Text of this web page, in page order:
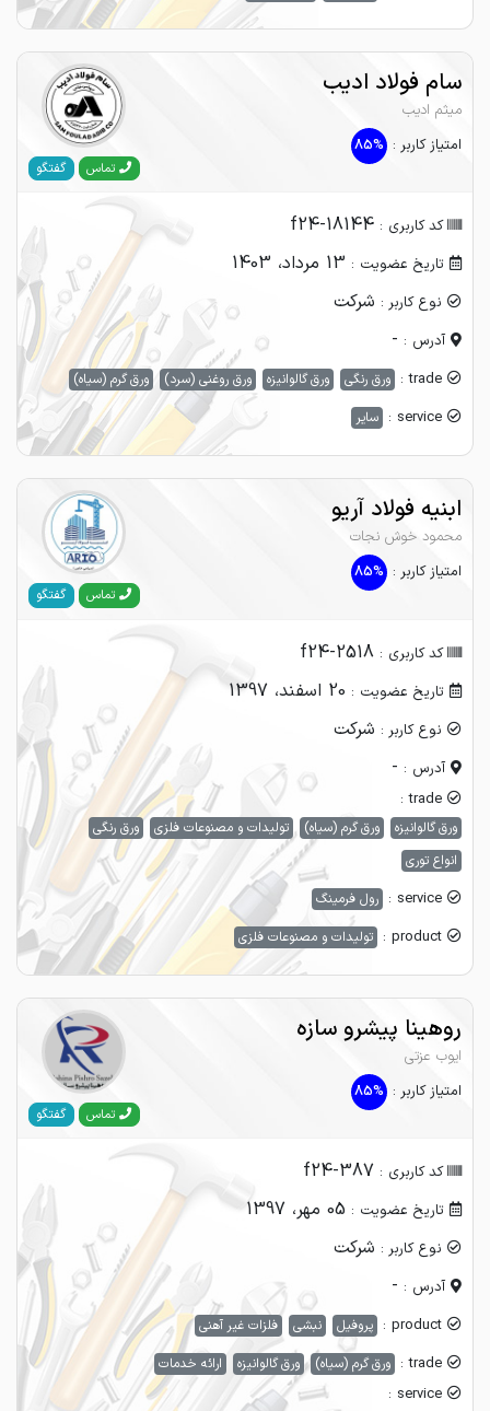
سام فولاد ادیب
میثم ادیب
امتیاز کاربر : 85%
تماس گفتگو
کد کاربری : f24-18144
تاریخ عضویت : 13 مرداد، 1403
نوع کاربر : شرکت
آدرس : -
trade : ورق رنگی ورق گالوانیزه ورق روغنی (سرد) ورق گرم (سیاه)
service : سایر
ابنیه فولاد آریو
محمود خوش نجات
امتیاز کاربر : 85%
تماس گفتگو
کد کاربری : f24-2518
تاریخ عضویت : 20 اسفند، 1397
نوع کاربر : شرکت
آدرس : -
trade :
ورق گالوانیزه ورق گرم (سیاه) تولیدات و مصنوعات فلزی
ورق رنگی
انواع توری
service : رول فرمینگ
product : تولیدات و مصنوعات فلزی
روهینا پیشرو سازه
ایوب عزتی
امتیاز کاربر : 85%
تماس گفتگو
کد کاربری : f24-387
تاریخ عضویت : 05 مهر، 1397
نوع کاربر : شرکت
آدرس : -
product : پروفیل نبشی فلزات غیر آهنی
trade : ورق گرم (سیاه) ورق گالوانیزه ارائه خدمات
service :